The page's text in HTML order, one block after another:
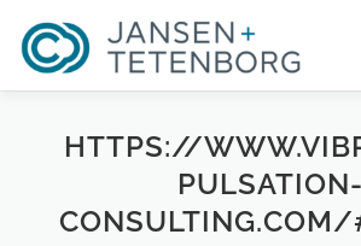
Inhalt
springen
PORTFOLIO PRODUKTE
VORTEILE NEUIGKEITEN
HTTPS://
PULSATION-